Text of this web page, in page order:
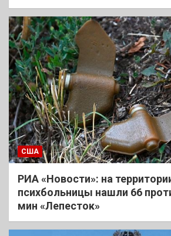
США
РИА «Новости»: на
психбольницы нашли 66
мин «Лепесток»